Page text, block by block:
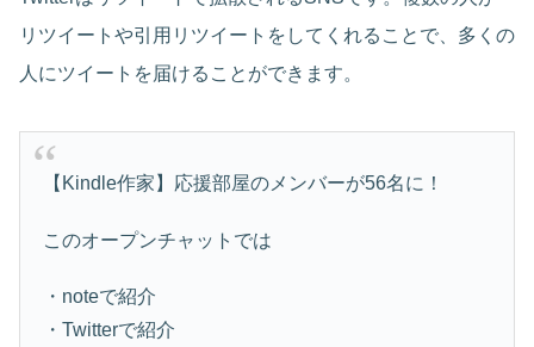
リツイートや引用リツイートをしてくれることで、多くの
人にツイートを届けることができます。
【Kindle作家】応援部屋のメンバーが56名に！
このオープンチャットでは
・noteで紹介
・Twitterで紹介